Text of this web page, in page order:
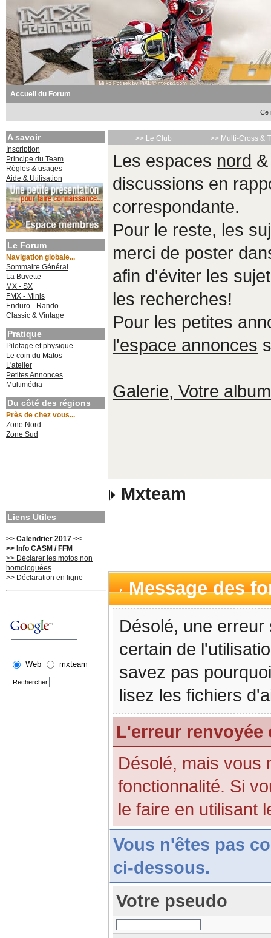
Accueil du Forum
Ce
A savoir
Inscription
Principe du Team
Règles & usages
Aide & Utilisation
Le Forum
Navigation globale...
Sommaire Général
La Buvette
MX - SX
FMX - Minis
Enduro - Rando
Classic & Vintage
Pratique
Pilotage et physique
Le coin du Matos
L'atelier
Petites Annonces
Multimédia
Du côté des régions
Près de chez vous...
Zone Nord
Zone Sud
Liens Utiles
>> Calendrier 2017 <<
>> Info CASM / FFM
>> Déclarer les motos non
homologuées
>> Déclaration en ligne
Web mxteam
>> Le Club >> Multi-Cross &
Les espaces nord
discussions en
correspondante.
Pour le reste, les
merci de poster
afin d'éviter les
les recherches!
Pour les petites
l'espace annonces
Galerie, Votre
Mxteam
Message des
Désolé, une
certain de
savez pas
lisez les fichiers
L'erreur renvoyée
Désolé, mais vous
fonctionnalité. Si
le faire en utilisant
Vous n'êtes pas
ci-dessous.
Votre pseudo